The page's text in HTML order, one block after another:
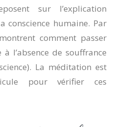
sur l’explication
conscience humaine. Par
comment passer
l’absence de souffrance
La méditation est
pour vérifier ces